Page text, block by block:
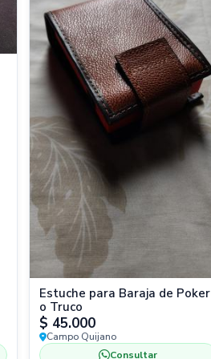
Estuche para Baraja de Poker
o Truco
$ 45.000
Campo Quijano
Consultar